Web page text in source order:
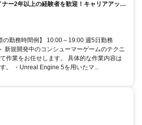
ナー2年以上の経験者を歓迎！キャリアアップ
の勤務時間例】 10:00～19:00 週5日勤務
新規開発中のコンシューマーゲームのテクニ
作業をお任せします。 具体的な作業内容は
。 ・Unreal Engine 5を用いたマ...